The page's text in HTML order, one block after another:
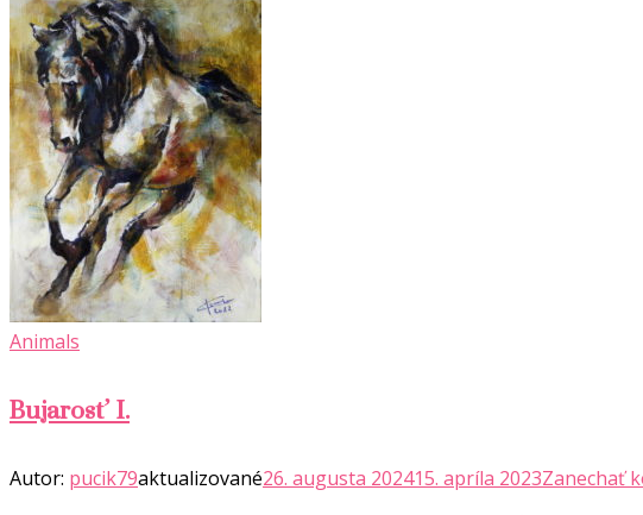
Animals
Bujarosť I.
Autor: pucik79aktualizované26. augusta 202415. apríla 2023Zanechať